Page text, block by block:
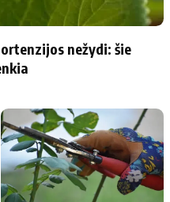
Indėlių palūkanos
Ekonomikos naujienos
Kitos savivaldybės
Druskininkų
Utenos rajono
Jonavos rajono
nežydi: šie